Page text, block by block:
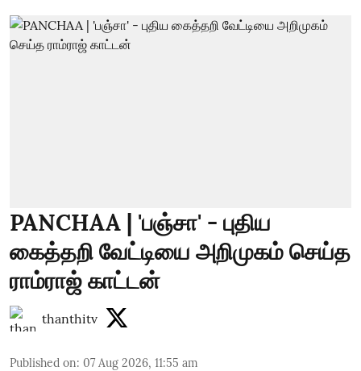
PANCHAA | 'பஞ்சா' - புதிய
கைத்தறி வேட்டியை அறிமுகம் செய்த
ராம்ராஜ் காட்டன்
thanthitv
Published on: 07 Aug 2026, 11:55 am